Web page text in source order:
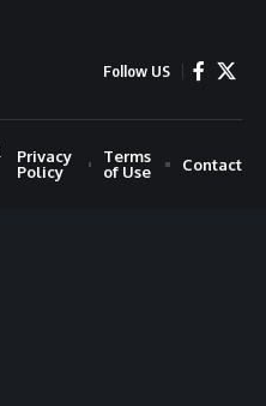
Follow US
Privacy
Policy
Terms
of Use
Contact